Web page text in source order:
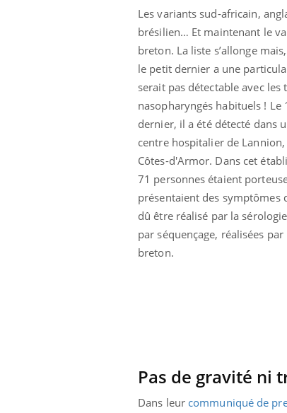
Les variants sud-africain,
brésilien… Et maintenant le
breton. La liste s’allonge
le petit dernier a une
serait pas détectable avec les
nasopharyngés habituels ! Le
dernier, il a été détecté dans
centre hospitalier de Lannion,
Côtes-d'Armor. Dans cet
71 personnes étaient
présentaient des symptômes
dû être réalisé par la
par séquençage, réalisées
breton.
Pas de gravité ni
Dans leur communiqué de
Eczéma Chronique des Mains :
expliquer ma maladieYoutube
Il y a des sujets qui sont faciles à
d'autres non ! D'un côté, poser des
questions sur la maladie d'un proche